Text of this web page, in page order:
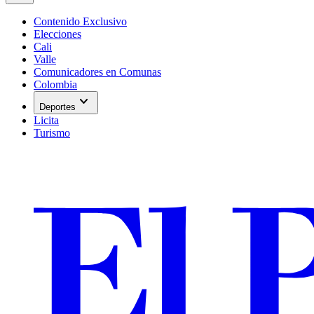
Contenido Exclusivo
Elecciones
Cali
Valle
Comunicadores en Comunas
Colombia
Deportes expand_more
Licita
Turismo